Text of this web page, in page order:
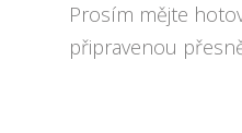
Prosím mějte
připravenou